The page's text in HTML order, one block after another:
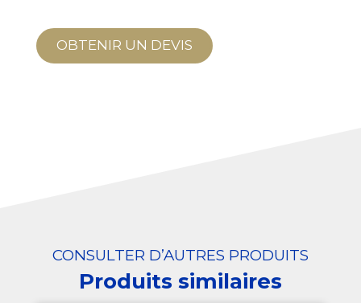
OBTENIR UN DEVIS
CONSULTER D’AUTRES PRODUITS
Produits similaires